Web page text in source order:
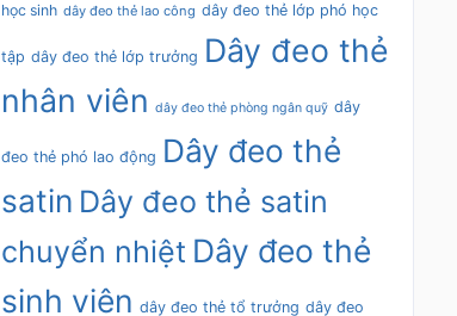
học sinh dây đeo thẻ lao công dây đeo thẻ lớp phó học
tập dây đeo thẻ lớp trưởng Dây đeo thẻ
nhân viên dây đeo thẻ phòng ngân quỹ dây
đeo thẻ phó lao động Dây đeo thẻ
satin Dây đeo thẻ satin
chuyển nhiệt Dây đeo thẻ
sinh viên dây đeo thẻ tổ trưởng dây đeo